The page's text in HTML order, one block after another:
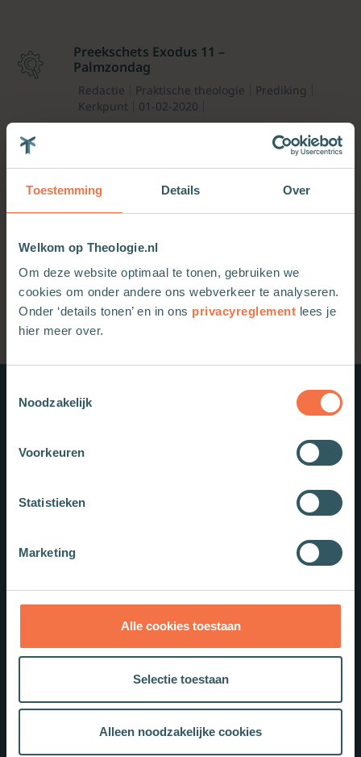
Toestemming Details Over
Welkom op Theologie.nl
Om deze website optimaal te tonen, gebruiken we
cookies om onder andere ons webverkeer te analyseren.
Onder ‘details tonen’ en in ons privacyreglement lees je
hier meer over.
Noodzakelijk
Voorkeuren
Statistieken
Marketing
Alle cookies toestaan
Selectie toestaan
Alleen noodzakelijke cookies
Preekschets Exodus 11 –
Palmzondag
Redactie Praktische theologie
Prediking
Kerkpunt
01-02-2020
Preekschets Matteüs 21:1-11 –
zesde zondag in de veertigdagen